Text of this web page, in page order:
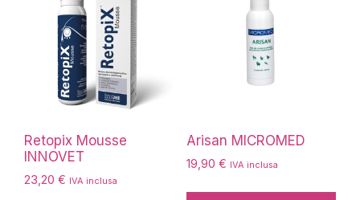
nella
pagina
del
prodotto
Retopix Mousse
INNOVET
23,20 € IVA inclusa
Arisan MICROMED
19,90 € IVA inclusa